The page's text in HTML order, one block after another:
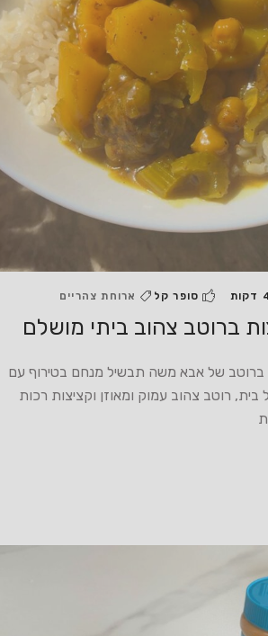
סופר קל ארוחת צהריים
ברוטב צהוב ביתי מושלם
ברוטב של אבא משה תבשיל מנחם בטירוף עם
רוטב צהוב עמוק ומאוזן וקציצות רכות